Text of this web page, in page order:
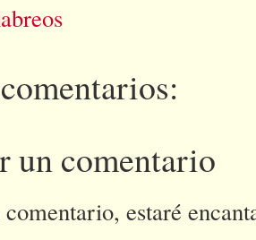
un comentario
estaré